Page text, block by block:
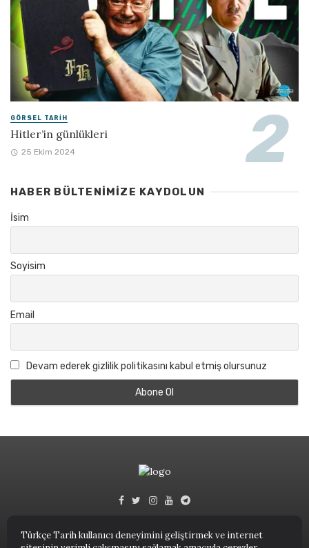
Türkçe Tarih kullanıcı deneyimini geliştirmek ve internet
GÖRSEL TARIH
Hitler’in günlükleri
25 Ekim 2024
HABER BÜLTENIMIZE KAYDOLUN
İsim
Soyisim
Email
Devam ederek gizlilik politikasını kabul etmiş olursunuz